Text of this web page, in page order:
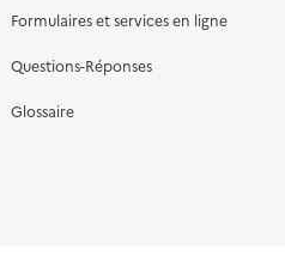
Formulaires et services en ligne
Questions-Réponses
Glossaire